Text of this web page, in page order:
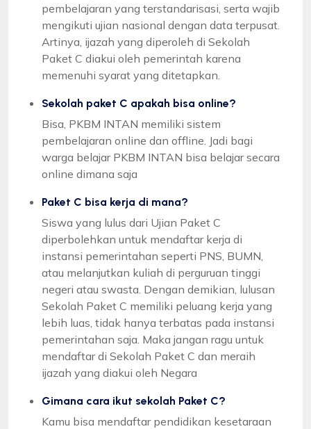
pembelajaran yang terstandarisasi, serta wajib
mengikuti ujian nasional dengan data terpusat.
Artinya, ijazah yang diperoleh di Sekolah
Paket C diakui oleh pemerintah karena
memenuhi syarat yang ditetapkan.
Sekolah paket C apakah bisa online?
Bisa, PKBM INTAN memiliki sistem
pembelajaran online dan offline. Jadi bagi
warga belajar PKBM INTAN bisa belajar secara
online dimana saja
Paket C bisa kerja di mana?
Siswa yang lulus dari Ujian Paket C
diperbolehkan untuk mendaftar kerja di
instansi pemerintahan seperti PNS, BUMN,
atau melanjutkan kuliah di perguruan tinggi
negeri atau swasta. Dengan demikian, lulusan
Sekolah Paket C memiliki peluang kerja yang
lebih luas, tidak hanya terbatas pada instansi
pemerintahan saja. Maka jangan ragu untuk
mendaftar di Sekolah Paket C dan meraih
ijazah yang diakui oleh Negara
Gimana cara ikut sekolah Paket C?
Kamu bisa mendaftar pendidikan kesetaraan